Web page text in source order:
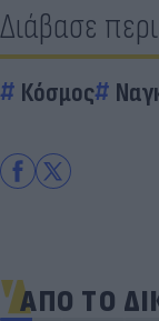
Διάβασε
Κόσμος
ΑΠΟ ΤΟ